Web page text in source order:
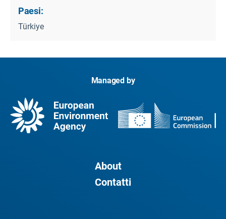
Paesi:
Türkiye
Managed by
About
Contatti